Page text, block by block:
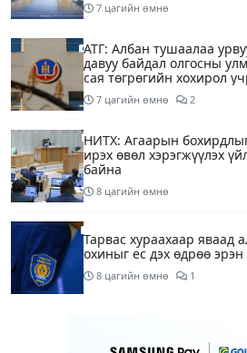
7 цагийн өмнө
АТГ: Албан тушаалаа
давуу байдал олгосны
сая төгрөгийн хохирол
прокурорт шилжүүллээ
7 цагийн өмнө 2
НИТХ: Агаарын
ирэх өвөл хэрэгжүүлэх
байна
8 цагийн өмнө
Тарвас хураахаар яваад
охиныг ес дэх өдрөө
8 цагийн өмнө 1
хэрэглээг бууруулах